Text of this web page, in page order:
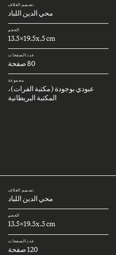
تصميم الغلاف
محي الدين اللباد
الحجم
13.5x19.5x.5 cm
عدد الصفحات
80 صفحة
مجموعة
عبودي بوجودة (مكتبة الفرات)،
المكتبة البريطانية
تصميم الغلاف
محي الدين اللباد
الحجم
13.5x19.5x.5 cm
عدد الصفحات
120 صفحة